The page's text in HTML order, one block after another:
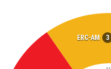
ERC-AM 3